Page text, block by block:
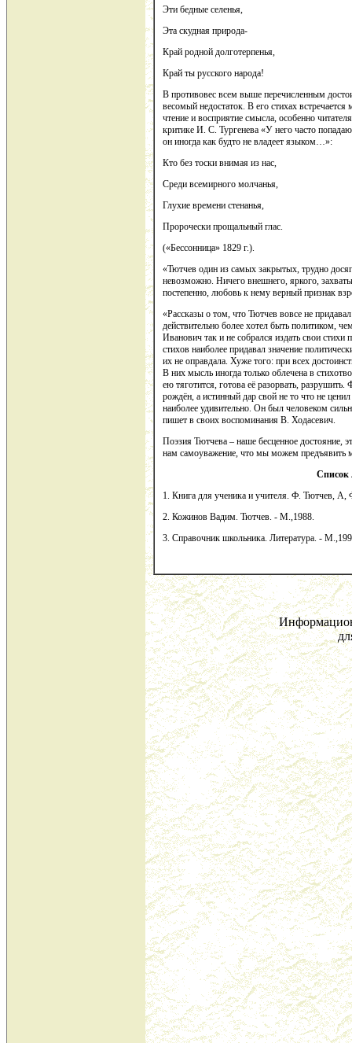
Эти бедные селенья,
Эта скудная природа-
Край родной долготерпенья,
Край ты русского народа!
В противовес всем выше перечисленным
весомый недостаток. В его стихах
чтение и восприятие смысла, особенно
критике И. С. Тургенева «У него часто
он иногда как будто не владеет языком…»:
Кто без тоски внимая из нас,
Среди всемирного молчанья,
Глухие времени стенанья,
Пророчески прощальный глас.
(«Бессонница» 1829 г.).
«Тютчев один из самых закрытых, трудно
невозможно. Ничего внешнего, яркого,
постепенно, любовь к нему верный признак
«Рассказы о том, что Тютчев вовсе не
действительно более хотел быть политиком,
Иванович так и не собрался издать свои
стихов наиболее придавал значение
их не оправдала. Хуже того: при всех
В них мысль иногда только облечена в
ею тяготится, готова её разорвать,
рождён, а истинный дар свой не то что не
наиболее удивительно. Он был человеком
пишет в своих воспоминания В. Ходасевич.
Поэзия Тютчева – наше бесценное достояние,
нам самоуважение, что мы можем предъявить
Список
1. Книга для ученика и учителя. Ф. Тютчев,
2. Кожинов Вадим. Тютчев. - М.,1988.
3. Справочник школьника. Литература. -